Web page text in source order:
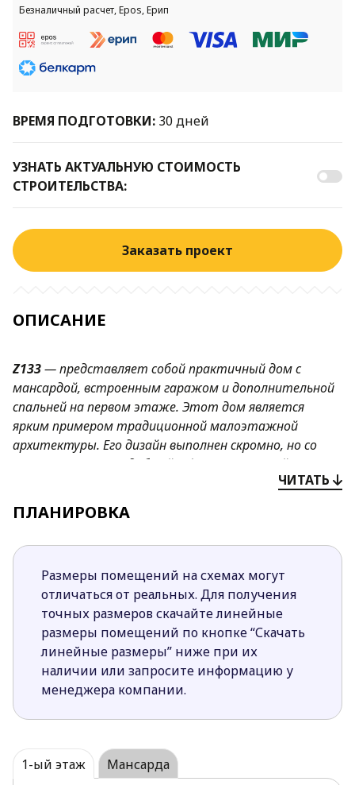
Безналичный расчет, Epos, Ерип
ВРЕМЯ ПОДГОТОВКИ: 30 дней
УЗНАТЬ АКТУАЛЬНУЮ СТОИМОСТЬ
СТРОИТЕЛЬСТВА:
Заказать проект
ОПИСАНИЕ
Z133—представляет собой практичный дом с
мансардой, встроенным гаражом и дополнительной
спальней на первом этаже. Этот дом является
ярким примером традиционной малоэтажной
архитектуры. Его дизайн выполнен скромно, но со
вкусом, интерьер удобный и функциональный.
способствуют уменьшению затрат на
Кухня открытой формы визуально
увеличивает дневную зону и способствует ее
лучшему естественному освещению.
Простая форма дневной зоны дарит ощущение
свободы открытого пространства.
Кухня, расположенная со стороны сада,
позволит быстрее и удобнее организовать
пикник или обычный завтрак на свежем
Вместительное хозяйственное помещение,
расположенное за гаражом, удобно для
ЧИТАТЬ
ПЛАНИРОВКА
Размеры помещений на схемах могут
отличаться от реальных. Для получения
точных размеров скачайте линейные
размеры помещений по кнопке “Скачать
линейные размеры” ниже при их
наличии или запросите информацию у
менеджера компании.
1-ый этаж Мансарда